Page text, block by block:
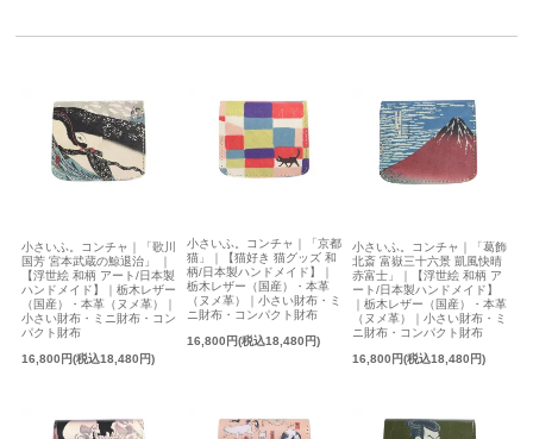
小さいふ。コンチャ｜「歌川
国芳 宮本武蔵の鯨退治」 ｜
【浮世絵 和柄 アート/日本製
ハンドメイド】｜栃木レザー
（国産）・本革（ヌメ革）｜
小さい財布・ミニ財布・コン
パクト財布
16,800円(税込18,480円)
小さいふ。コンチャ｜「京都
猫」｜【猫好き 猫グッズ 和
柄/日本製ハンドメイド】｜
栃木レザー（国産）・本革
（ヌメ革）｜小さい財布・ミ
ニ財布・コンパクト財布
16,800円(税込18,480円)
小さいふ。コンチャ｜「葛飾
北斎 富嶽三十六景 凱風快晴
赤富士」｜【浮世絵 和柄 ア
ート/日本製ハンドメイド】
｜栃木レザー（国産）・本革
（ヌメ革）｜小さい財布・ミ
ニ財布・コンパクト財布
16,800円(税込18,480円)